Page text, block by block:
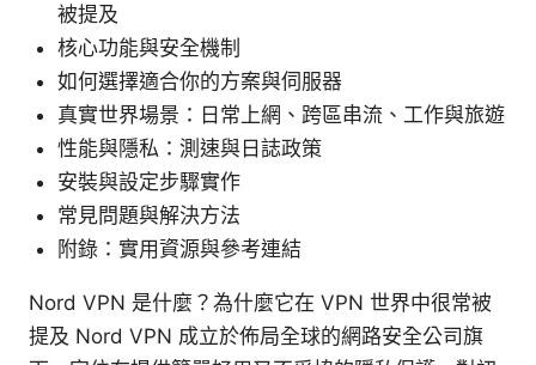
被提及
核心功能與安全機制
如何選擇適合你的方案與伺服器
真實世界場景：日常上網、跨區串流、工作與旅遊
性能與隱私：測速與日誌政策
安裝與設定步驟實作
常見問題與解決方法
附錄：實用資源與參考連結
Nord VPN 是什麼？為什麼它在 VPN 世界中很常被
提及 Nord VPN 成立於佈局全球的網路安全公司旗